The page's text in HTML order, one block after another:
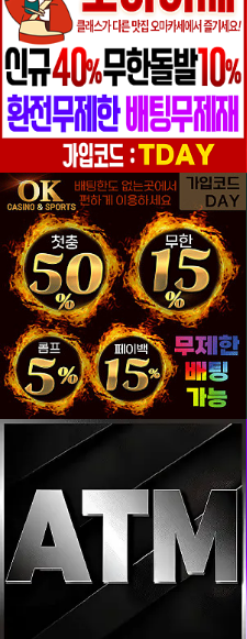
등록일
등록일